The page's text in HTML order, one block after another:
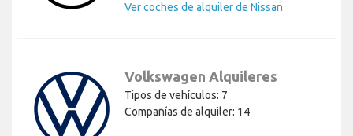
Ver coches de alquiler de Nissan
Volkswagen Alquileres
Tipos de vehículos: 7
Compañías de alquiler: 14